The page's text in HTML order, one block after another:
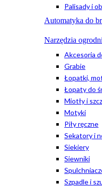
Palisady i
Automatyka do
Narzędzia
Akcesoria
Grabie
Łopatki,
Łopaty do
Miotły i
Motyki
Piły ręczne
Sekatory i
Siekiery
Siewniki
Szpadle i